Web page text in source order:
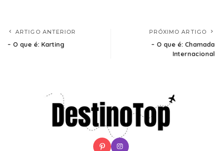
ARTIGO ANTERIOR
– O que é: Karting
PRÓXIMO ARTIGO
– O que é: Chamada
Internacional